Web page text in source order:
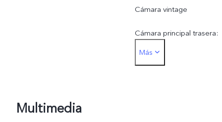
Cámara vintage
Cámara principal trasera:
Foto, Retrato, Noche,
Más
Multimedia